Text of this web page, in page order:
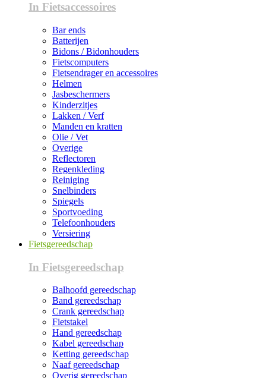
In Fietsaccessoires
Bar ends
Batterijen
Bidons / Bidonhouders
Fietscomputers
Fietsendrager en accessoires
Helmen
Jasbeschermers
Kinderzitjes
Lakken / Verf
Manden en kratten
Olie / Vet
Overige
Reflectoren
Regenkleding
Reiniging
Snelbinders
Spiegels
Sportvoeding
Telefoonhouders
Versiering
Fietsgereedschap
In Fietsgereedschap
Balhoofd gereedschap
Band gereedschap
Crank gereedschap
Fietstakel
Hand gereedschap
Kabel gereedschap
Ketting gereedschap
Naaf gereedschap
Overig gereedschap